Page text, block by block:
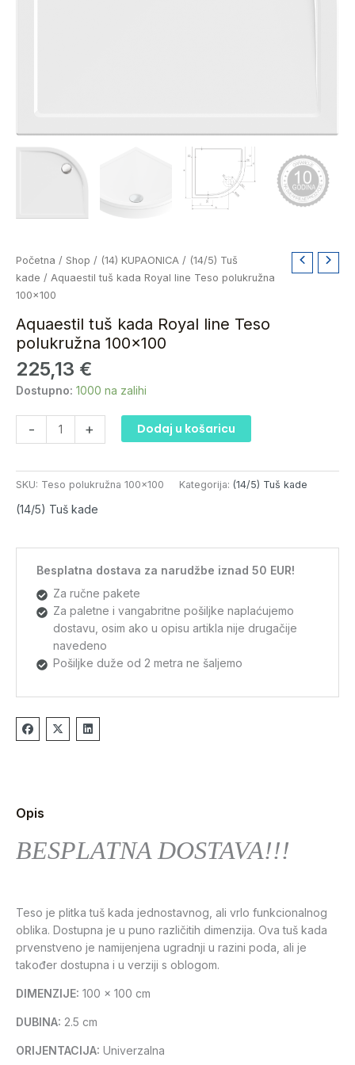
Početna / Shop / (14) KUPAONICA / (14/5) Tuš
kade / Aquaestil tuš kada Royal line Teso polukružna
100×100
Aquaestil tuš kada Royal line Teso
polukružna 100×100
225,13 €
Dostupno: 1000 na zalihi
-
Aquaestil
tuš
kada
line
Teso
polukružna
100x100
količina
+ Dodaj u košaricu
SKU: Teso polukružna 100x100 Kategorija: (14/5) Tuš kade
(14/5) Tuš kade
Besplatna dostava za narudžbe iznad 50 EUR!
Za ručne pakete
Za paletne i vangabritne pošiljke naplaćujemo
dostavu, osim ako u opisu artikla nije drugačije
navedeno
Pošiljke duže od 2 metra ne šaljemo
Opis
BESPLATNA DOSTAVA!!!
Teso je plitka tuš kada jednostavnog, ali vrlo funkcionalnog
oblika. Dostupna je u puno različitih dimenzija. Ova tuš kada
prvenstveno je namijenjena ugradnji u razini poda, ali je
također dostupna i u verziji s oblogom.
DIMENZIJE: 100 x 100 cm
DUBINA: 2.5 cm
ORIJENTACIJA: Univerzalna